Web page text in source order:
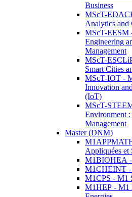
Business
MScT-
Analytics and
MScT-EESM
Engineering
Management
MScT-
Smart Cities
MScT-IOT -
Innovation
(IoT)
MScT-
Environment
Management
Master (DNM)
Appliquées et
M1BIOHEA -
M1CHEINT -
M1CPS - M1
M1HEP - M1